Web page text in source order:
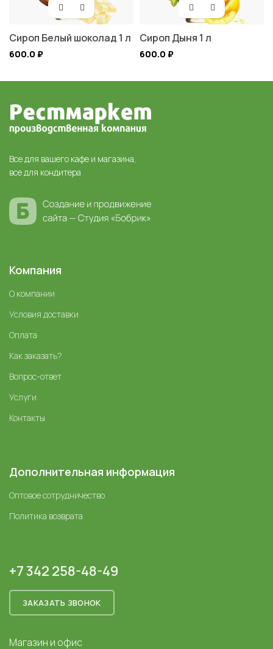
Сироп Белый шоколад 1 л
600.0 ₽
Сироп Дыня 1 л
600.0 ₽
Все для вашего кафе и магазина,
все для кондитера
Компания
О компании
Условия доставки
Оплата
Как заказать?
Вопрос-ответ
Услуги
Контакты
Дополнительная информация
Оптовое сотрудничество
Политика возврата
+7 342 258-48-49
ЗАКАЗАТЬ ЗВОНОК
Магазин и офис